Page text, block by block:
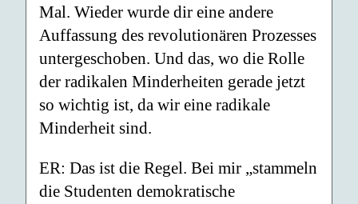
Mal. Wieder wurde dir eine andere
Auffassung des revolutionären Prozesses
untergeschoben. Und das, wo die Rolle
der radikalen Minderheiten gerade jetzt
so wichtig ist, da wir eine radikale
Minderheit sind.
ER: Das ist die Regel. Bei mir „stammeln
die Studenten demokratische